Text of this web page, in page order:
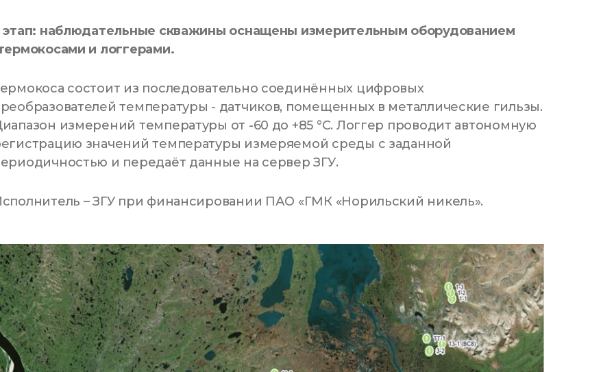
этап: наблюдательные скважины оснащены измерительным оборудованием
и логгерами.
состоит из последовательно соединённых цифровых
температуры - датчиков, помещенных в металлические гильзы.
измерений температуры от -60 до +85 °С. Логгер проводит автономную
значений температуры измеряемой среды с заданной
и передаёт данные на сервер ЗГУ.
– ЗГУ при финансировании ПАО «ГМК «Норильский никель».